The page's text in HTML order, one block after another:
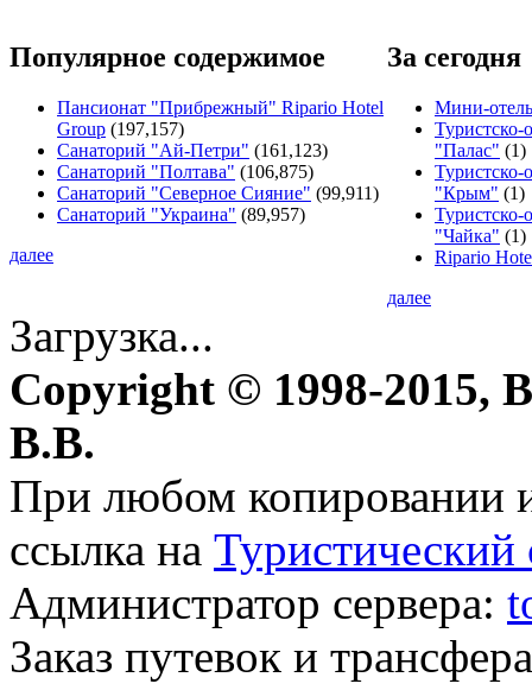
Популярное содержимое
Пансионат "Прибрежный" Ripario Hotel
Group (197,157)
Санаторий "Ай-Петри" (161,123)
Санаторий "Полтава" (106,875)
Санаторий "Северное Сияние" (99,911)
Санаторий "Украина" (89,957)
далее
За сегодня
Мини-
Туристско-
"Палас" (1)
Туристско-
"Крым" (1)
Туристско-
"Чайка" (1)
Ripario
далее
Загрузка...
Copyright © 1998-2015,
В.В.
При любом копировании
ссылка на
Администратор сервера:
Заказ путевок и